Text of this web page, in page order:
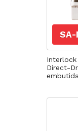
SA-
Direct-